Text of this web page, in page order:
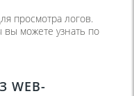
просмотра логов.
можете узнать по
WEB-